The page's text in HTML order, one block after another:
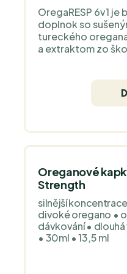
hlavným znakom
v súlade s GMP
Značka nepoužíva
Prevádzka je
Kosher a Halal.
celú Európu.
OregaRESP 6v1 je
doplnok so
tureckého
a extraktom zo
hold prehľadoch
dýchacieho
nepredstavuje
produktu.
Oreganové
Strength
silnější
divoké oregano •
dávkování •
• 30ml • 13,5 ml